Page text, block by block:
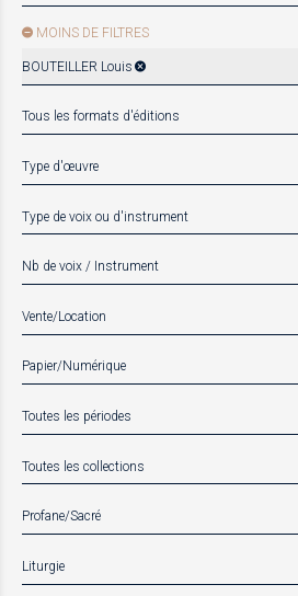
MOINS DE FILTRES
BOUTEILLER Louis
Tous les formats d'éditions
Type d'œuvre
Type de voix ou d'instrument
Nb de voix / Instrument
Vente/Location
Papier/Numérique
Toutes les périodes
Toutes les collections
Profane/Sacré
Liturgie